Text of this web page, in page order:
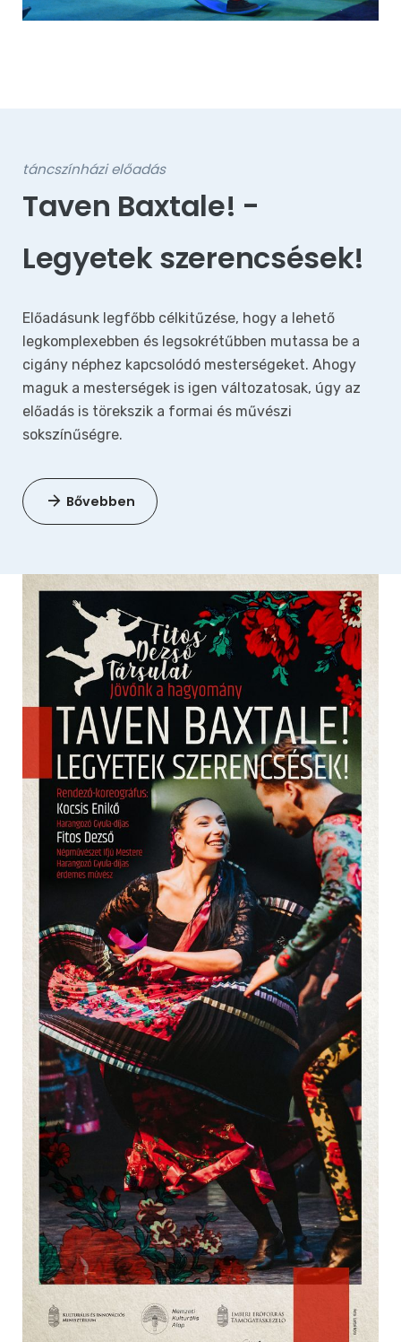
táncszínházi előadás
Taven Baxtale! -
Legyetek szerencsések!
Előadásunk legfőbb célkitűzése, hogy a lehető
legkomplexebben és legsokrétűbben mutassa be a
cigány néphez kapcsolódó mesterségeket. Ahogy
maguk a mesterségek is igen változatosak, úgy az
előadás is törekszik a formai és művészi
sokszínűségre.
Bővebben